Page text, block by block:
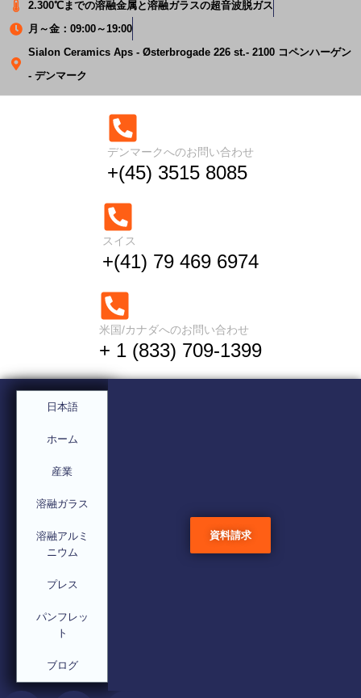
2.300℃までの溶融金属と溶融ガラスの超音波脱ガス
月～金：09:00～19:00
Sialon Ceramics Aps - Østerbrogade 226 st.- 2100 コペンハーゲン
- デンマーク
デンマークへのお問い合わせ
+(45) 3515 8085
スイス
+(41) 79 469 6974
米国/カナダへのお問い合わせ
+ 1 (833) 709-1399
日本語
ホーム
産業
溶融ガラス
溶融アルミ
ニウム
プレス
パンフレッ
ト
ブログ
資料請求
アルミニウム合金の超音
波結晶粒微細化
アルミニウム合金の超音波結晶粒微細化
チタンボロン（TiB2）を
使用しない工業用超音波